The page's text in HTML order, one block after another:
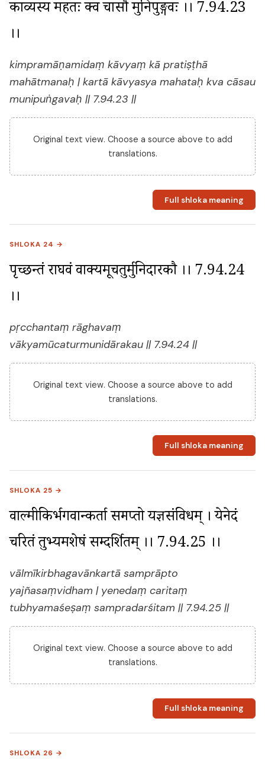
काव्यस्य महतः क्व चासौ मुनिपुङ्गवः ।। 7.94.23
।।
kimpramāṇamidaṃ kāvyaṃ kā pratiṣṭhā
mahātmanaḥ | kartā kāvyasya mahataḥ kva cāsau
munipuṅgavaḥ || 7.94.23 ||
Original text view. Choose a source above to add
translations.
Full shloka meaning
SHLOKA 24 →
पृच्छन्तं राघवं वाक्यमूचतुर्मुनिदारकौ ।। 7.94.24
।।
pṛcchantaṃ rāghavaṃ
vākyamūcaturmunidārakau || 7.94.24 ||
Original text view. Choose a source above to add
translations.
Full shloka meaning
SHLOKA 25 →
वाल्मीकिर्भगवान्कर्ता सम्प्राप्तो यज्ञसंविधम् । येनेदं
चरितं तुभ्यमशेषं सम्प्रदर्शितम् ।। 7.94.25 ।।
vālmīkirbhagavānkartā samprāpto
yajñasaṃvidham | yenedaṃ caritaṃ
tubhyamaśeṣaṃ sampradarśitam || 7.94.25 ||
Original text view. Choose a source above to add
translations.
Full shloka meaning
SHLOKA 26 →